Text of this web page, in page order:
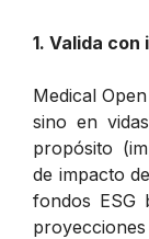
1. Valida
Medical
sino en
propósito
de impacto
fondos ESG